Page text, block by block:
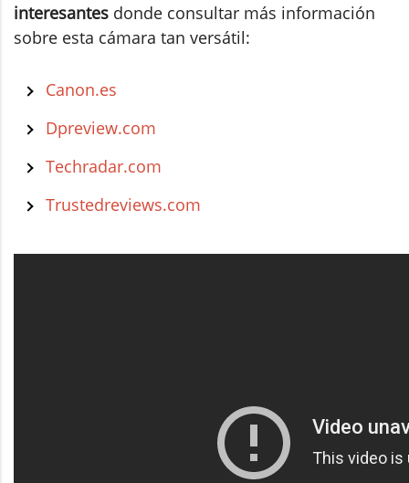
interesantes donde consultar más información
sobre esta cámara tan versátil:
Canon.es
Dpreview.com
Techradar.com
Trustedreviews.com